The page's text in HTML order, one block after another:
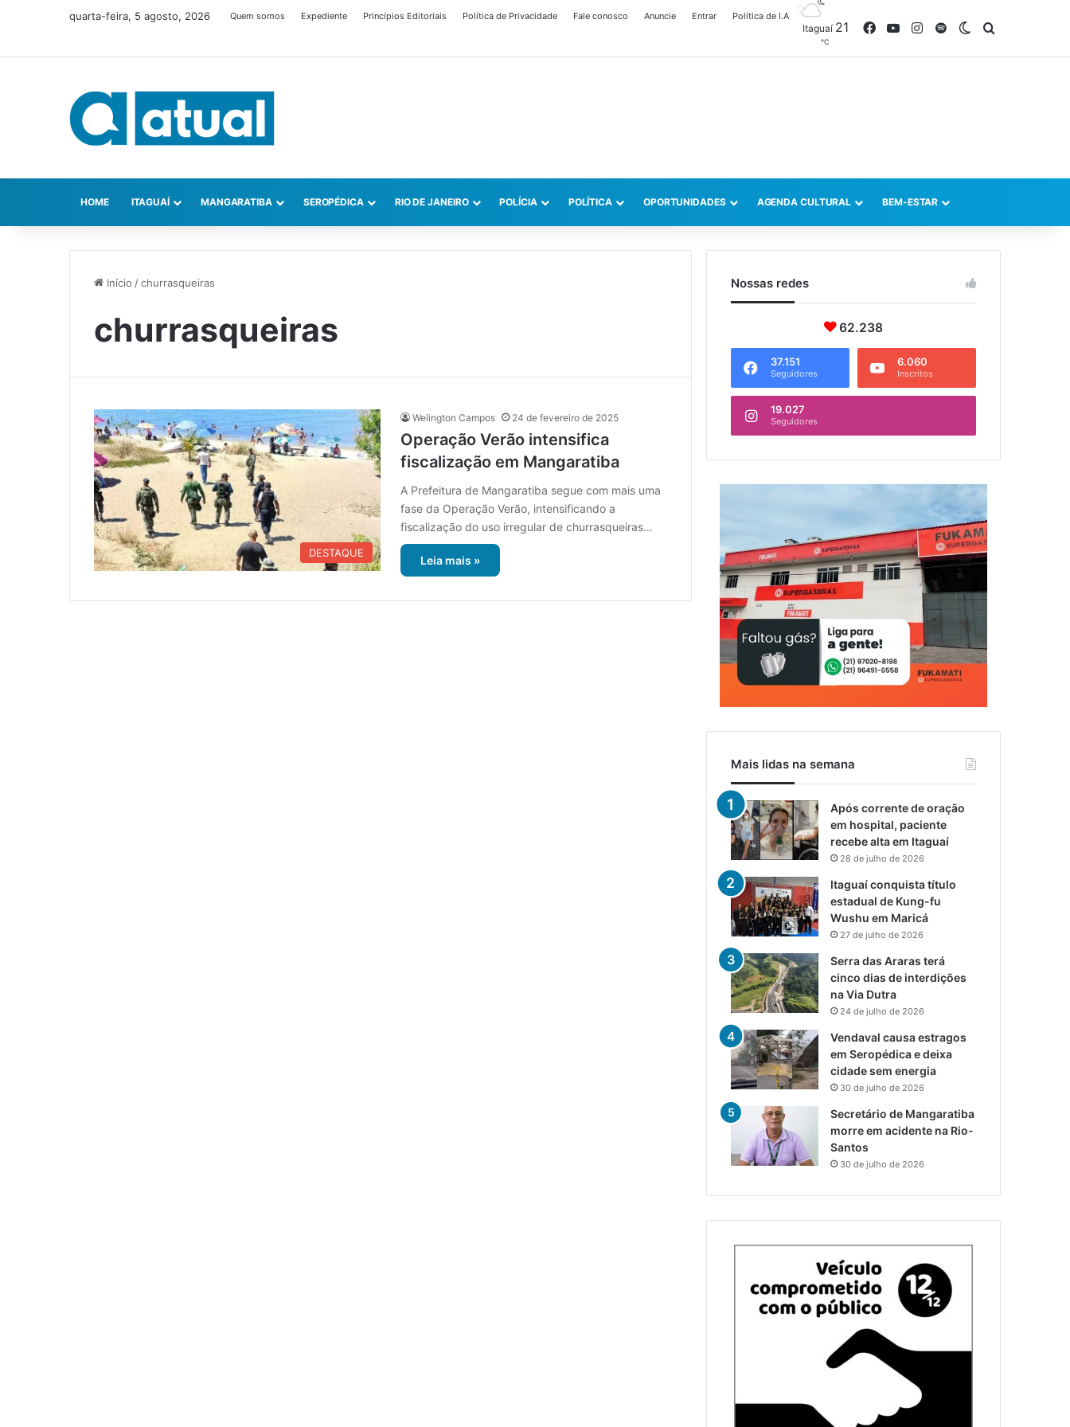
quarta-feira, 5 agosto, 2026 Quem somos Expediente Princípios Editoriais Política de Privacidade Fale conosco Anuncie Entrar Política de I.A
Itaguaí 21
℃
FacebookYouTubeInstagram
SpotifySwitch skin
HOME ITAGUAÍ MANGARATIBA SEROPÉDICA RIO DE JANEIRO POLÍCIA POLÍTICA OPORTUNIDADES AGENDA CULTURAL BEM-ESTAR
Início /churrasqueiras
churrasqueiras
DESTAQUE
Welington Campos 24 de fevereiro de 2025
Operação Verão intensifica
fiscalização em Mangaratiba
A Prefeitura de Mangaratiba segue com mais uma
fase da Operação Verão, intensificando a
fiscalização do uso irregular de churrasqueiras…
Leia mais »
Nossas redes
62.238
37.151
Seguidores
6.060
Inscritos
19.027
Seguidores
Mais lidas na semana
Após corrente de oração
em hospital, paciente
recebe alta em Itaguaí
28 de julho de 2026
Itaguaí conquista título
estadual de Kung-fu
Wushu em Maricá
27 de julho de 2026
Serra das Araras terá
cinco dias de interdições
na Via Dutra
24 de julho de 2026
Vendaval causa estragos
em Seropédica e deixa
cidade sem energia
30 de julho de 2026
Secretário de Mangaratiba
morre em acidente na Rio-
Santos
30 de julho de 2026